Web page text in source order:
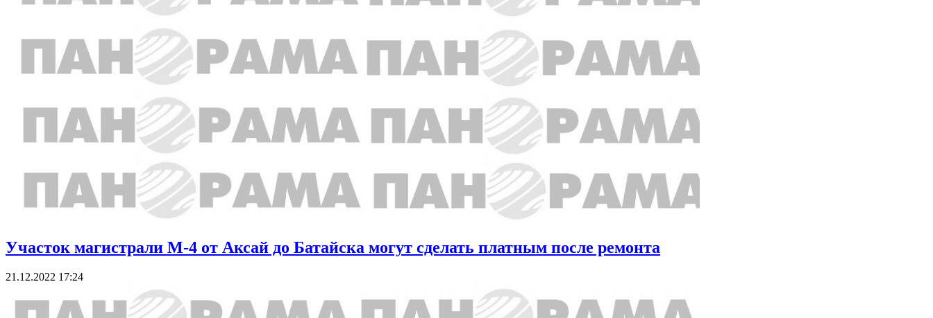
Участок магистрали М-4 от Аксай до Батайска могут сделать платным после ремонта
21.12.2022 17:24